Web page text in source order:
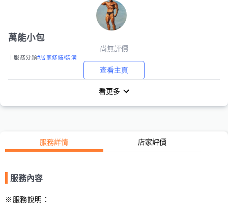
萬能小包
尚無評價
｜服務分類#居家修繕/裝潢
查看主頁
看更多
服務詳情 店家評價
服務內容
※服務說明：